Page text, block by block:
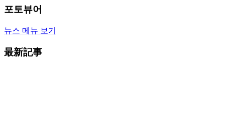
포토뷰어
뉴스 메뉴 보기
最新記事